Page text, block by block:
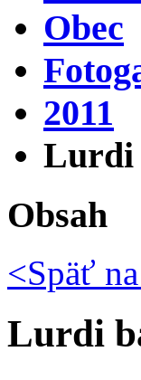
Obec
2011
Lurdi
Obsah
<Späť na